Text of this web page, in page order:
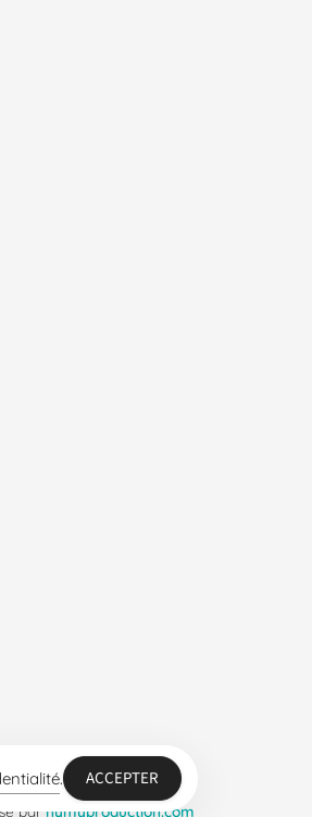
par nymyproduction.com
. ACCEPTER